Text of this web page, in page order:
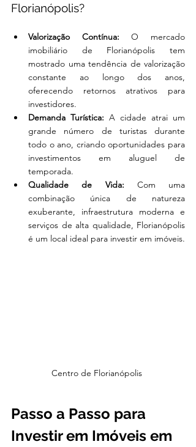
Florianópolis?
Valorização Contínua: O mercado
imobiliário de Florianópolis tem
mostrado uma tendência de valorização
constante ao longo dos anos,
oferecendo retornos atrativos para
investidores.
Demanda Turística: A cidade atrai um
grande número de turistas durante
todo o ano, criando oportunidades para
investimentos em aluguel de
temporada.
Qualidade de Vida: Com uma
combinação única de natureza
exuberante, infraestrutura moderna e
serviços de alta qualidade, Florianópolis
é um local ideal para investir em imóveis.
Centro de Florianópolis
Passo a Passo para
Investir em Imóveis em